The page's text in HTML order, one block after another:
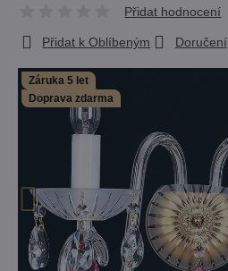
Záruka 5 let
Doprava zdarma
Přidat hodnocení
Přidat k Oblíbeným Doručení